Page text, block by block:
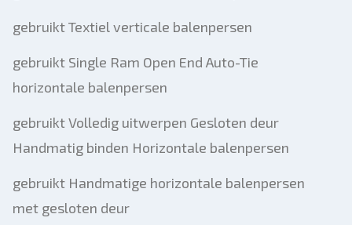
gebruikt Textiel verticale balenpersen
gebruikt Single Ram Open End Auto-Tie
horizontale balenpersen
gebruikt Volledig uitwerpen Gesloten deur
Handmatig binden Horizontale balenpersen
gebruikt Handmatige horizontale balenpersen
met gesloten deur